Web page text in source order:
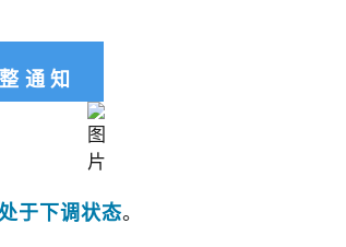
通知
于下调状态。